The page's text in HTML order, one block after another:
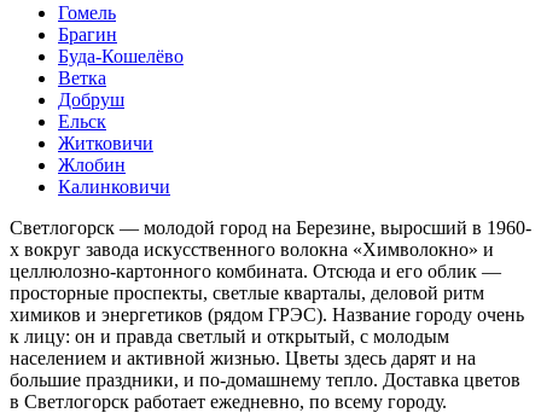
Гомель
Брагин
Буда-Кошелёво
Ветка
Добруш
Ельск
Житковичи
Жлобин
Калинковичи
Светлогорск — молодой город на Березине, выросший в 1960-
х вокруг завода искусственного волокна «Химволокно» и
целлюлозно-картонного комбината. Отсюда и его облик —
просторные проспекты, светлые кварталы, деловой ритм
химиков и энергетиков (рядом ГРЭС). Название городу очень
к лицу: он и правда светлый и открытый, с молодым
населением и активной жизнью. Цветы здесь дарят и на
большие праздники, и по-домашнему тепло. Доставка цветов
в Светлогорск работает ежедневно, по всему городу.